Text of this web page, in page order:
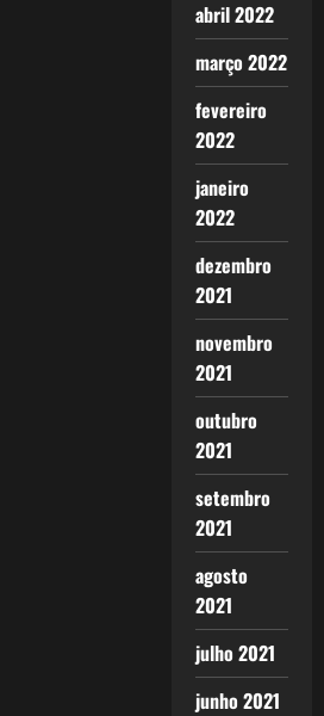
abril 2022
março 2022
fevereiro
2022
janeiro
2022
dezembro
2021
novembro
2021
outubro
2021
setembro
2021
agosto
2021
julho 2021
junho 2021